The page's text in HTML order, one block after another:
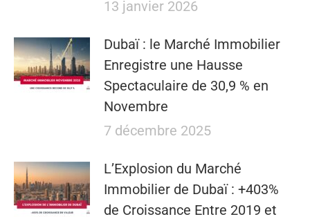
13 janvier 2026
Dubaï : le Marché Immobilier
Enregistre une Hausse
Spectaculaire de 30,9 % en
Novembre
7 décembre 2025
L’Explosion du Marché
Immobilier de Dubaï : +403%
de Croissance Entre 2019 et